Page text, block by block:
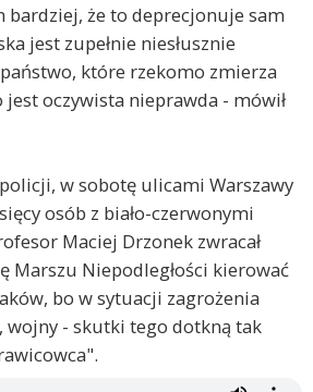
bardziej, że to deprecjonuje sam
jest zupełnie niesłusznie
które rzekomo zmierza
oczywista nieprawda - mówił
w sobotę ulicami Warszawy
osób z biało-czerwonymi
Maciej Drzonek zwracał
Marszu Niepodległości kierować
bo w sytuacji zagrożenia
- skutki tego dotkną tak